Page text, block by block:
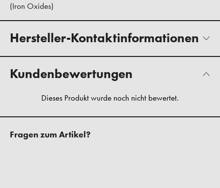
(Iron Oxides)
Hersteller-Kontaktinformationen
Kundenbewertungen
Fragen zum Artikel?